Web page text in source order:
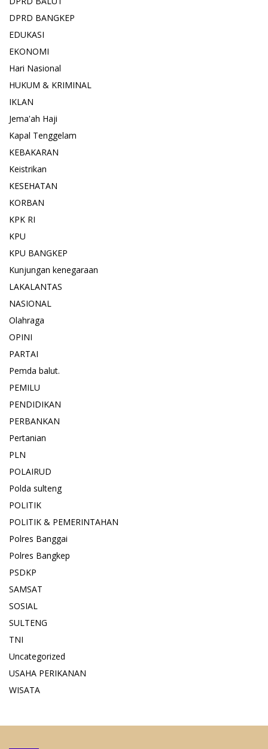
DPRD BANGKEP
EDUKASI
EKONOMI
Hari Nasional
HUKUM & KRIMINAL
IKLAN
Jema'ah Haji
Kapal Tenggelam
KEBAKARAN
Keistrikan
KESEHATAN
KORBAN
KPK RI
KPU
KPU BANGKEP
Kunjungan kenegaraan
LAKALANTAS
NASIONAL
Olahraga
OPINI
PARTAI
Pemda balut.
PEMILU
PENDIDIKAN
PERBANKAN
Pertanian
PLN
POLAIRUD
Polda sulteng
POLITIK
POLITIK & PEMERINTAHAN
Polres Banggai
Polres Bangkep
PSDKP
SAMSAT
SOSIAL
SULTENG
TNI
Uncategorized
USAHA PERIKANAN
WISATA